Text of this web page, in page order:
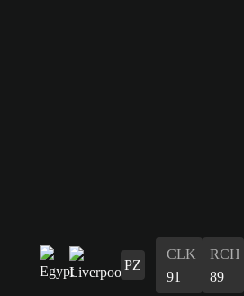
PZ
CLK
91
RCH
89